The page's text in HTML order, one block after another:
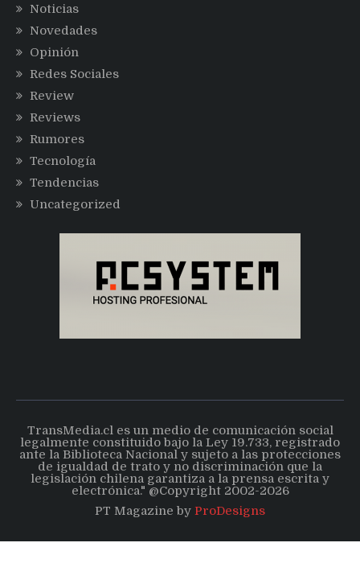
Noticias
Novedades
Opinión
Redes Sociales
Review
Reviews
Rumores
Tecnología
Tendencias
Uncategorized
TransMedia.cl es un medio de comunicación social
legalmente constituido bajo la Ley 19.733, registrado
ante la Biblioteca Nacional y sujeto a las protecciones
de igualdad de trato y no discriminación que la
legislación chilena garantiza a la prensa escrita y
electrónica." @Copyright 2002-2026
PT Magazine by ProDesigns